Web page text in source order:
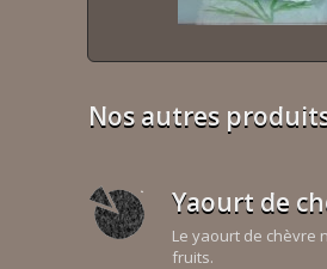
Nos autres
Yaourt de
Le yaourt de chèvre
fruits.